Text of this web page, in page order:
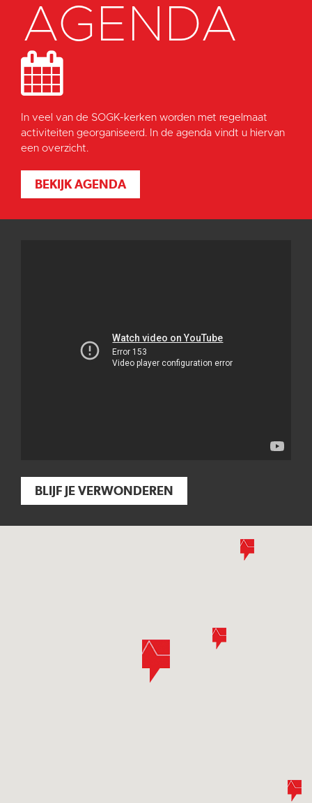
AGENDA
In veel van de SOGK-kerken worden met regelmaat
activiteiten georganiseerd. In de agenda vindt u hiervan
een overzicht.
BEKIJK AGENDA
BLIJF JE VERWONDEREN